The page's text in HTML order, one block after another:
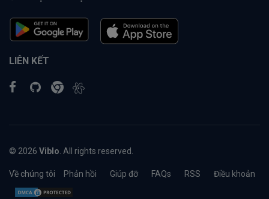
LIÊN KẾT
© 2026 Viblo . All rights reserved.
Về chúng tôi Phản hồi Giúp đỡ FAQs RSS Điều khoản